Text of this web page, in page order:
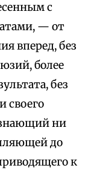
с
— от
вперед, без
более
без
своего
знающий ни
до
к